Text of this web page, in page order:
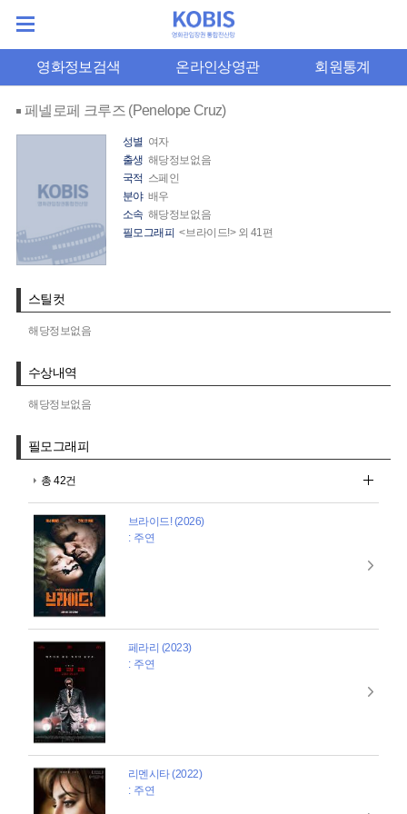
영화정보검색 온라인상영관 회원통계
페넬로페 크루즈 (Penelope Cruz)
성별 여자
출생 해당정보없음
국적 스페인
분야 배우
소속 해당정보없음
필모그래피 <브라이드!> 외 41편
스틸컷
해당정보없음
수상내역
해당정보없음
필모그래피
총 42건
브라이드! (2026)
: 주연
페라리 (2023)
: 주연
리멘시타 (2022)
: 주연